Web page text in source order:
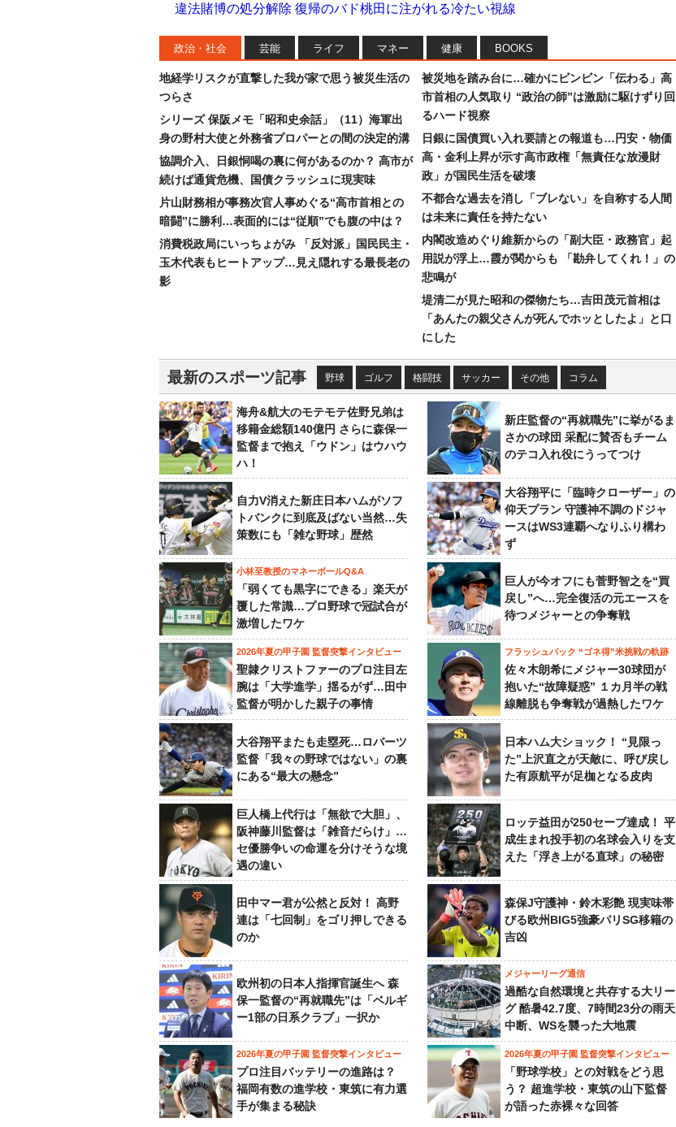
違法賭博の処分解除 復帰のバド桃田に注がれる冷たい視線
政治・社会 芸能 ライフ マネー 健康 BOOKS
地経学リスクが直撃した我が家で思う被災生活の
つらさ
シリーズ 保阪メモ「昭和史余話」（11）海軍出
身の野村大使と外務省プロパーとの間の決定的溝
協調介入、日銀恫喝の裏に何があるのか？ 高市が
続けば通貨危機、国債クラッシュに現実味
片山財務相が事務次官人事めぐる“高市首相との
暗闘”に勝利…表面的には“従順”でも腹の中は？
消費税政局にいっちょがみ 「反対派」国民民主・
玉木代表もヒートアップ…見え隠れする最長老の
影
被災地を踏み台に…確かにビンビン「伝わる」高
市首相の人気取り “政治の師”は激励に駆けずり回
るハード視察
日銀に国債買い入れ要請との報道も…円安・物価
高・金利上昇が示す高市政権「無責任な放漫財
政」が国民生活を破壊
不都合な過去を消し「ブレない」を自称する人間
は未来に責任を持たない
内閣改造めぐり維新からの「副大臣・政務官」起
用説が浮上…霞が関からも 「勘弁してくれ！」の
悲鳴が
堤清二が見た昭和の傑物たち…吉田茂元首相は
「あんたの親父さんが死んでホッとしたよ」と口
にした
最新のスポーツ記事 野球 ゴルフ 格闘技 サッカー その他 コラム
海舟&航大のモテモテ佐野兄弟は
移籍金総額140億円 さらに森保一
監督まで抱え「ウドン」はウハウ
ハ！
新庄監督の“再就職先”に挙がるま
さかの球団 采配に賛否もチーム
のテコ入れ役にうってつけ
自力V消えた新庄日本ハムがソフ
トバンクに到底及ばない当然…失
策数にも「雑な野球」歴然
大谷翔平に「臨時クローザー」の
仰天プラン 守護神不調のドジャ
ースはWS3連覇へなりふり構わ
ず
小林至教授のマネーボールQ&A
「弱くても黒字にできる」楽天が
覆した常識…プロ野球で冠試合が
激増したワケ
巨人が今オフにも菅野智之を“買
戻し”へ…完全復活の元エースを
待つメジャーとの争奪戦
2026年夏の甲子園 監督突撃インタビュー
聖隷クリストファーのプロ注目左
腕は「大学進学」揺るがず…田中
監督が明かした親子の事情
フラッシュバック “ゴネ得”米挑戦の軌跡
佐々木朗希にメジャー30球団が
抱いた“故障疑惑” １カ月半の戦
線離脱も争奪戦が過熱したワケ
大谷翔平またも走塁死…ロバーツ
監督「我々の野球ではない」の裏
にある“最大の懸念”
日本ハム大ショック！ “見限っ
た”上沢直之が天敵に、呼び戻し
た有原航平が足枷となる皮肉
巨人橋上代行は「無欲で大胆」、
阪神藤川監督は「雑音だらけ」…
セ優勝争いの命運を分けそうな境
遇の違い
ロッテ益田が250セーブ達成！ 平
成生まれ投手初の名球会入りを支
えた「浮き上がる直球」の秘密
田中マー君が公然と反対！ 高野
連は「七回制」をゴリ押しできる
のか
森保J守護神・鈴木彩艶 現実味帯
びる欧州BIG5強豪パリSG移籍の
吉凶
欧州初の日本人指揮官誕生へ 森
保一監督の“再就職先”は「ベルギ
ー1部の日系クラブ」一択か
メジャーリーグ通信
過酷な自然環境と共存する大リー
グ 酷暑42.7度、7時間23分の雨天
中断、WSを襲った大地震
2026年夏の甲子園 監督突撃インタビュー
プロ注目バッテリーの進路は？
福岡有数の進学校・東筑に有力選
手が集まる秘訣
2026年夏の甲子園 監督突撃インタビュー
「野球学校」との対戦をどう思
う？ 超進学校・東筑の山下監督
が語った赤裸々な回答